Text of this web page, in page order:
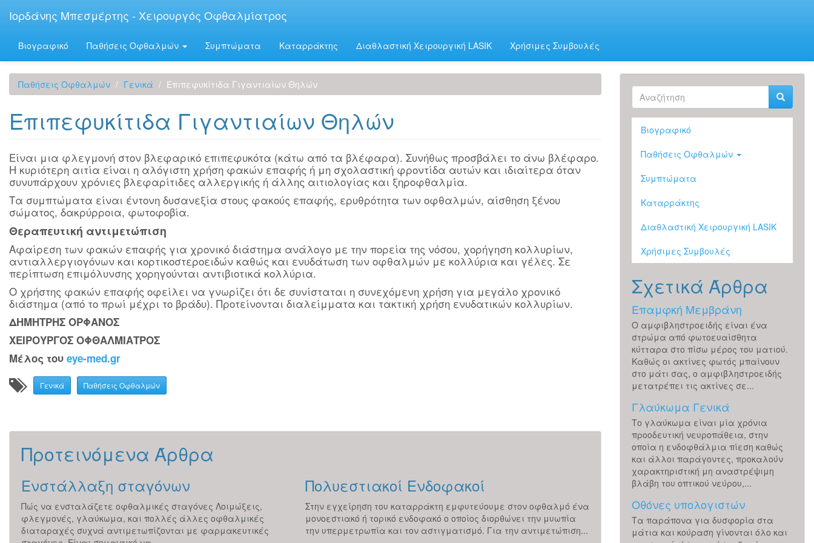
προς
κυρίως
περιεχόμενο
Ιορδάνης Μπεσμέρτης - Χειρουργός Οφθαλμίατρος
Βιογραφικό Παθήσεις Οφθαλμών Συμπτώματα Καταρράκτης Διαθλαστική Χειρουργική LASIK Χρήσιμες Συμβουλές
Παθήσεις Οφθαλμών Γενικά Επιπεφυκίτιδα Γιγαντιαίων Θηλών
Επιπεφυκίτιδα Γιγαντιαίων Θηλών
Είναι μια φλεγμονή στον βλεφαρικό επιπεφυκότα (κάτω από τα βλέφαρα). Συνήθως προσβάλει το άνω βλέφαρο.
Η κυριότερη αιτία είναι η αλόγιστη χρήση φακών επαφής ή μη σχολαστική φροντίδα αυτών και ιδιαίτερα όταν
συνυπάρχουν χρόνιες βλεφαρίτιδες αλλεργικής ή άλλης αιτιολογίας και ξηροφθαλμία.
Τα συμπτώματα είναι έντονη δυσανεξία στους φακούς επαφής, ερυθρότητα των οφθαλμών, αίσθηση ξένου
σώματος, δακρύρροια, φωτοφοβία.
Θεραπευτική αντιμετώπιση
Αφαίρεση των φακών επαφής για χρονικό διάστημα ανάλογο με την πορεία της νόσου, χορήγηση κολλυρίων,
αντιαλλεργιογόνων και κορτικοστεροειδών καθώς και ενυδάτωση των οφθαλμών με κολλύρια και γέλες. Σε
περίπτωση επιμόλυνσης χορηγούνται αντιβιοτικά κολλύρια.
Ο χρήστης φακών επαφής οφείλει να γνωρίζει ότι δε συνίσταται η συνεχόμενη χρήση για μεγάλο χρονικό
διάστημα (από το πρωί μέχρι το βράδυ). Προτείνονται διαλείμματα και τακτική χρήση ενυδατικών κολλυρίων.
ΔΗΜΗΤΡΗΣ ΟΡΦΑΝΟΣ
ΧΕΙΡΟΥΡΓΟΣ ΟΦΘΑΛΜΙΑΤΡΟΣ
Μέλος του eye-med.gr
Γενικά Παθήσεις Οφθαλμών
Προτεινόμενα Άρθρα
Ενστάλλαξη σταγόνων
Πώς να ενσταλάζετε οφθαλμικές σταγόνες Λοιμώξεις,
φλεγμονές, γλαύκωμα, και πολλές άλλες οφθαλμικές
διαταραχές συχνά αντιμετωπίζονται με φαρμακευτικές
Πολυεστιακοί Ενδοφακοί
Στην εγχείρηση του καταρράκτη εμφυτεύουμε στον οφθαλμό ένα
μονοεστιακό ή τορικό ενδοφακό ο οποίος διορθώνει την μυωπία
την υπερμετρωπία και τον αστιγματισμό. Για την αντιμετώπιση...
Εξειδικευμένοι Καταρράκτες
H επιστημονική μας ομάδα έχει την ικανότητα
όλων των τύπων των καταρρακτών, απλών, με
υπερώριμων, με φακοδόνηση, μετά από Laser
Φόρμα
αναζήτησης
Αναζήτηση
Βιογραφικό
Παθήσεις Οφθαλμών
Συμπτώματα
Καταρράκτης
Διαθλαστική Χειρουργική LASIK
Χρήσιμες Συμβουλές
Σχετικά Άρθρα
Επαμφκή Μεμβράνη
Ο αμφιβληστροειδής είναι ένα
στρώμα από φωτοευαίσθητα
κύτταρα στο πίσω μέρος του ματιού.
Καθώς οι ακτίνες φωτός μπαίνουν
στο μάτι σας, ο αμφιβληστροειδής
μετατρέπει τις ακτίνες σε...
Γλαύκωμα Γενικά
Το γλαύκωμα είναι μία χρόνια
προοδευτική νευροπάθεια, στην
οποία η ενδοφθάλμια πίεση καθώς
και άλλοι παράγοντες, προκαλούν
χαρακτηριστική μη αναστρέψιμη
βλάβη του οπτικού νεύρου,...
Οθόνες υπολογιστών
Τα παράπονα για δυσφορία στα
μάτια και κούραση γίνονται όλο και